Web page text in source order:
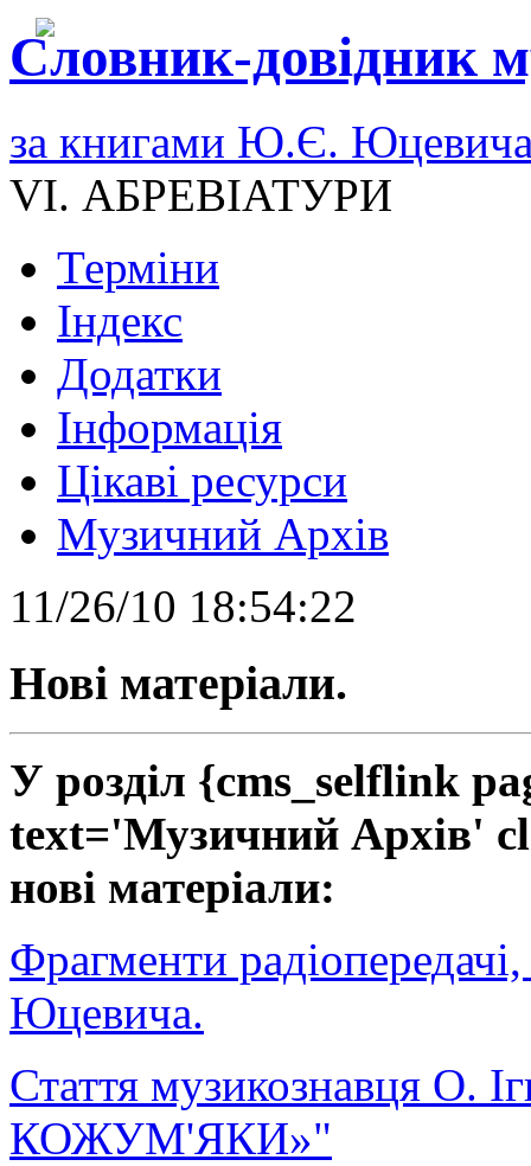
Словник-довідник
за книгами Ю.Є.
VI. АБРЕВІАТУРИ
Терміни
Індекс
Додатки
Інформація
Цікаві ресурси
Музичний Архів
11/26/10 18:54:22
Нові матеріали.
У розділ {cms_selflink
text='Музичний Архів'
нові матеріали:
Фрагменти
Юцевича.
Стаття музикознавця О.
КОЖУМ'ЯКИ»"